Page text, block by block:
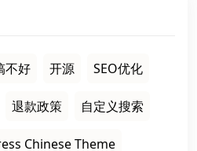
不好 开源 SEO优化
退款政策 自定义搜索
Chinese Theme